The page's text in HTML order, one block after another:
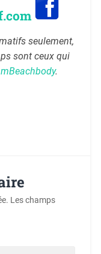
seulement,
sont ceux qui
.
Les champs